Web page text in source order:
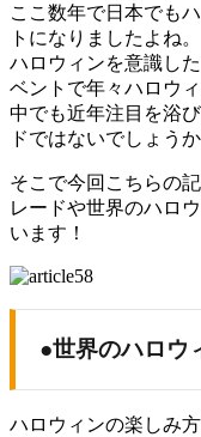
ここ数年で日本でも
トになりましたよね。
ハロウィンを意識し
ベントで年々ハロウ
中でも近年注目を浴
ドではないでしょうか
そこで今回こちらの
レードや世界のハロ
います！
●世界のハロウ
ハロウィンの楽しみ